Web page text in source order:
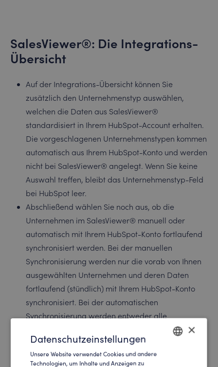
SalesViewer®: Die Integrations-
Übersicht
Auf der Integrations-Übersicht können Sie
zusätzlich den Unternehmenstyp auswählen,
welchen die Daten aus SalesViewer®
standardisiert in Ihrem HubSpot-Account erhalten.
Die vorgeschlagenen Unternehmenstypen kommen
automatisch aus Ihrem HubSpot-Konto und werden
nicht bei SalesViewer® angelegt. Wenn Sie keine
Auswahl treffen, bleibt das Unternehmenstyp-Feld
bei HubSpot leer.
Abschließend wählen Sie noch aus, ob die
Unternehmen im SalesViewer® manuell oder
automatisch mit Ihrem HubSpot-Konto fortlaufend
synchronisiert werden. Bei der manuellen
Synchronisierung werden nur die vorab von Ihnen
ausgewählten Unternehmen und deren Daten
fortlaufend (stündlich) mit Ihrem HubSpot-Konto
synchronisiert. Bei der automatischen
Synchronisierung werden entweder alle
Unternehmen oder filterbasierte Unternehmen
fortlaufend (stündlich) mit Ihrem HubSpot-Konto
erstellt und synchronisiert.
×
Datenschutzeinstellungen
Unsere Website verwendet Cookies und andere
Technologien, um Inhalte und Anzeigen zu